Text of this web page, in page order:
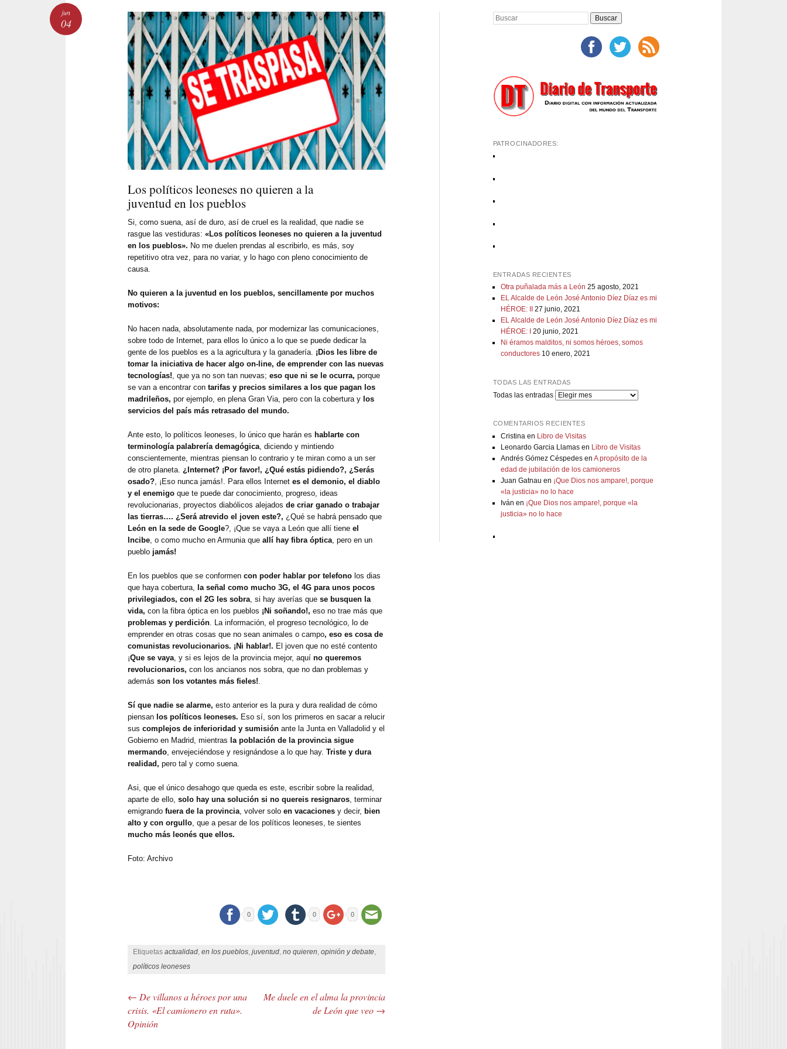
Los políticos leoneses no quieren a la
juventud en los pueblos
Si, como suena, así de duro, así de cruel es la realidad, que nadie se
rasgue las vestiduras: «Los políticos leoneses no quieren a la juventud
en los pueblos». No me duelen prendas al escribirlo, es más, soy
repetitivo otra vez, para no variar, y lo hago con pleno conocimiento de
causa.
No quieren a la juventud en los pueblos, sencillamente por muchos
motivos:
No hacen nada, absolutamente nada, por modernizar las comunicaciones,
sobre todo de Internet, para ellos lo único a lo que se puede dedicar la
gente de los pueblos es a la agricultura y la ganadería. ¡Dios les libre de
tomar la iniciativa de hacer algo on-line, de emprender con las nuevas
tecnologías! , que ya no son tan nuevas; eso que ni se le ocurra, porque
se van a encontrar con tarifas y precios similares a los que pagan los
madrileños, por ejemplo, en plena Gran Via, pero con la cobertura y los
servicios del país más retrasado del mundo.
Ante esto, lo políticos leoneses, lo único que harán es hablarte con
terminología palabrería demagógica , diciendo y mintiendo
conscientemente, mientras piensan lo contrario y te miran como a un ser
de otro planeta. ¿Internet? ¡Por favor!, ¿Qué estás pidiendo?, ¿Serás
osado? , ¡Eso nunca jamás!. Para ellos Internet es el demonio, el diablo
y el enemigo que te puede dar conocimiento, progreso, ideas
revolucionarias, proyectos diabólicos alejados de criar ganado o trabajar
las tierras…. ¿Será atrevido el joven este?, ¿Qué se habrá pensado que
León en la sede de Google?, ¡Que se vaya a León que allí tiene el
Incibe , o como mucho en Armunia que allí hay fibra óptica , pero en un
pueblo jamás!
En los pueblos que se conformen con poder hablar por telefono los dias
que haya cobertura, la señal como mucho 3G, el 4G para unos pocos
privilegiados, con el 2G les sobra , si hay averías que se busquen la
vida, con la fibra óptica en los pueblos ¡Ni soñando!, eso no trae más que
problemas y perdición . La información, el progreso tecnológico, lo de
emprender en otras cosas que no sean animales o campo, eso es cosa de
comunistas revolucionarios. ¡Ni hablar!. El joven que no esté contento
¡Que se vaya , y si es lejos de la provincia mejor, aquí no queremos
revolucionarios, con los ancianos nos sobra, que no dan problemas y
además son los votantes más fieles!
Sí que nadie se alarme, esto anterior es la pura y dura realidad de cómo
piensan los políticos leoneses. Eso sí, son los primeros en sacar a relucir
sus complejos de inferioridad y sumisión ante la Junta en Valladolid y el
Gobierno en Madrid, mientras la población de la provincia sigue
mermando , envejeciéndose y resignándose a lo que hay. Triste y dura
realidad, pero tal y como suena.
Asi, que el único desahogo que queda es este, escribir sobre la realidad,
aparte de ello, solo hay una solución si no quereis resignaros , terminar
emigrando fuera de la provincia , volver solo en vacaciones y decir, bien
alto y con orgullo , que a pesar de los políticos leoneses, te sientes
mucho más leonés que ellos.
Foto: Archivo
0 0 0
Etiquetas actualidad, en los pueblos, juventud, no quieren, opinión y debate,
políticos leoneses
jun
04
Post navigation
← De villanos a héroes por una
crisis. «El camionero en ruta».
Opinión
Me duele en el alma la provincia
de León que veo →
Buscar
PATROCINADORES:
ENTRADAS RECIENTES
Otra puñalada más a León 25 agosto, 2021
EL Alcalde de León José Antonio Díez Díaz es mi
HÉROE: II
27 junio, 2021
EL Alcalde de León José Antonio Díez Díaz es mi
HÉROE: I
20 junio, 2021
Ni éramos malditos, ni somos héroes, somos
conductores 10 enero, 2021
TODAS LAS ENTRADAS
Todas las entradas
COMENTARIOS RECIENTES
Cristinaen Libro de Visitas
Leonardo Garcia Llamasen Libro de Visitas
Andrés Gómez Céspedesen A propósito de la
edad de jubilación de los camioneros
Juan Gatnau en ¡Que Dios nos ampare!, porque
«la justicia» no lo hace
Iván en ¡Que Dios nos ampare!, porque «la
justicia» no lo hace